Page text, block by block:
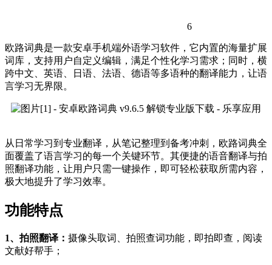
6
欧路词典是一款安卓手机端外语学习软件，它内置的海量扩展
词库，支持用户自定义编辑，满足个性化学习需求；同时，横
跨中文、英语、日语、法语、德语等多语种的翻译能力，让语
言学习无界限。
从日常学习到专业翻译，从笔记整理到备考冲刺，欧路词典全
面覆盖了语言学习的每一个关键环节。其便捷的语音翻译与拍
照翻译功能，让用户只需一键操作，即可轻松获取所需内容，
极大地提升了学习效率。
功能特点
1、拍照翻译： 摄像头取词、拍照查词功能，即拍即查，阅读
文献好帮手；